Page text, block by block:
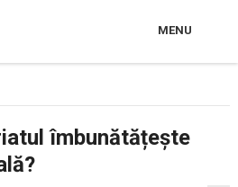
MENU
îmbunătățește